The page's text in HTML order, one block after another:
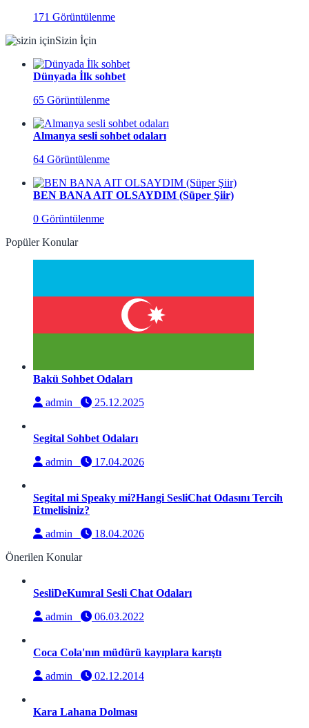
171 Görüntülenme
Sizin İçin
Dünyada İlk sohbet
65 Görüntülenme
Almanya sesli sohbet odaları
64 Görüntülenme
BEN BANA AIT OLSAYDIM (Süper Şiir)
0 Görüntülenme
Popüler Konular
Bakü Sohbet Odaları
admin
25.12.2025
Segital Sohbet Odaları
admin
17.04.2026
Segital mi Speaky mi?Hangi SesliChat Odasını Tercih
Etmelisiniz?
admin
18.04.2026
Önerilen Konular
SesliDeKumral Sesli Chat Odaları
admin
06.03.2022
Coca Cola'nın müdürü kayıplara karıştı
admin
02.12.2014
Kara Lahana Dolması